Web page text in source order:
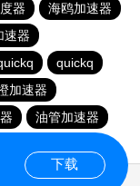
器
海鸥加速器
速器
quickq
加速器
油管加速器
下载